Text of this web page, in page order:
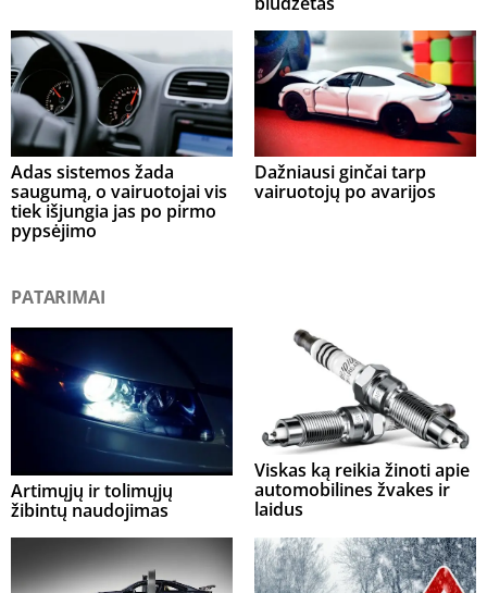
Adas sistemos žada
saugumą, o vairuotojai vis
tiek išjungia jas po pirmo
pypsėjimo
Dažniausi ginčai tarp
vairuotojų po avarijos
PATARIMAI
Artimųjų ir tolimųjų
žibintų naudojimas
Viskas ką reikia žinoti apie
automobilines žvakes ir
laidus